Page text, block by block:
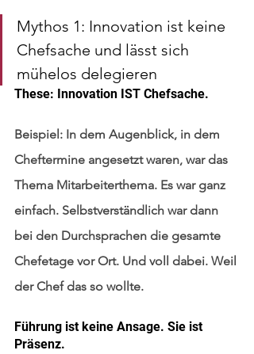
Mythos 1: Innovation ist keine
Chefsache und lässt sich
mühelos delegieren
These: Innovation IST Chefsache.
Beispiel: In dem Augenblick, in dem
Cheftermine angesetzt waren, war das
Thema Mitarbeiterthema. Es war ganz
einfach. Selbstverständlich war dann
bei den Durchsprachen die gesamte
Chefetage vor Ort. Und voll dabei. Weil
der Chef das so wollte.
Führung ist keine Ansage. Sie ist
Präsenz.